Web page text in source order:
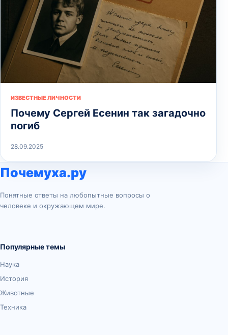
ИЗВЕСТНЫЕ ЛИЧНОСТИ
Почему Сергей Есенин так загадочно
погиб
28.09.2025
Почемуха.ру
Понятные ответы на любопытные вопросы о
человеке и окружающем мире.
Популярные темы
Наука
История
Животные
Техника